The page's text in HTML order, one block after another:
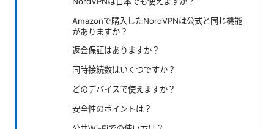
Amazonで購入したNordVPNは公式と同じ機能
がありますか？
返金保証はありますか？
同時接続数はいくつですか？
どのデバイスで使えますか？
安全性のポイントは？